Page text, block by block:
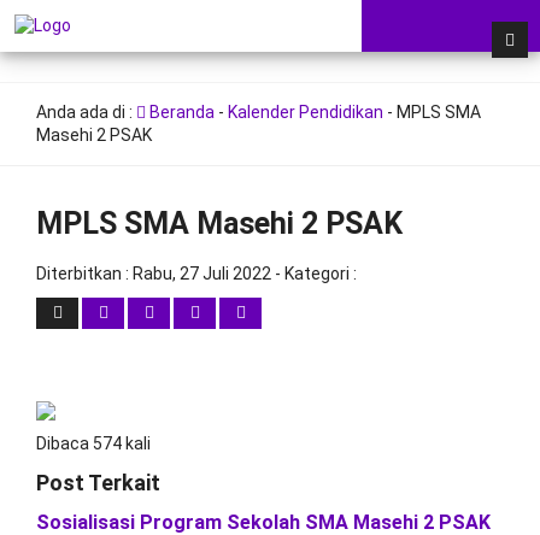
Anda ada di : Beranda - Kalender Pendidikan - MPLS SMA
Masehi 2 PSAK
MPLS SMA Masehi 2 PSAK
Diterbitkan : Rabu, 27 Juli 2022 - Kategori :
Dibaca 574 kali
Post Terkait
Sosialisasi Program Sekolah SMA Masehi 2 PSAK